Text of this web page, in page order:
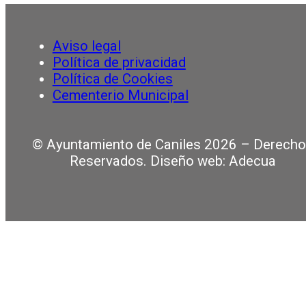
Aviso legal
Política de privacidad
Política de Cookies
Cementerio Municipal
© Ayuntamiento de Caniles 2026 –
Reservados. Diseño web: Adecua